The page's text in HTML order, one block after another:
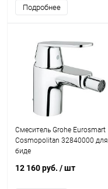
Подробнее
Смеситель Grohe Eurosmart
Cosmopolitan 32840000 для
биде
12 160 руб. / шт